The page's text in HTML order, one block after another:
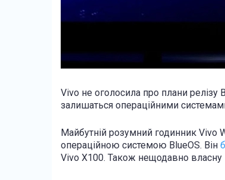
Vivo не оголосила про плани релізу
залишаться операційними
Майбутній розумний годинник Vivo
операційною системою BlueOS. Він
Vivo X100. Також нещодавно власну